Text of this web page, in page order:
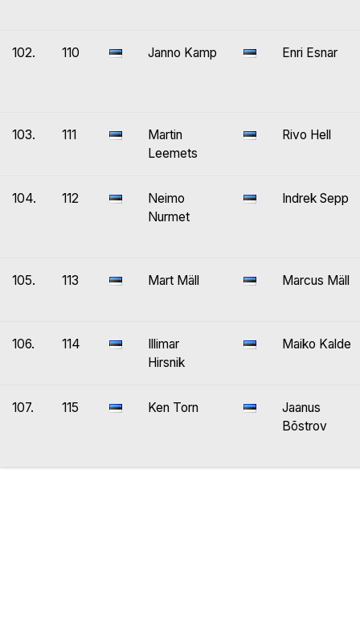
102. 110 Janno Kamp Enri Esnar
103. 111
Martin
Leemets
Rivo Hell
104. 112
Neimo
Nurmet
Indrek Sepp
105. 113 Mart Mäll Marcus Mäll
106. 114
Illimar
Hirsnik
Maiko Kalde
107. 115 Ken Torn
Jaanus
Bõstrov